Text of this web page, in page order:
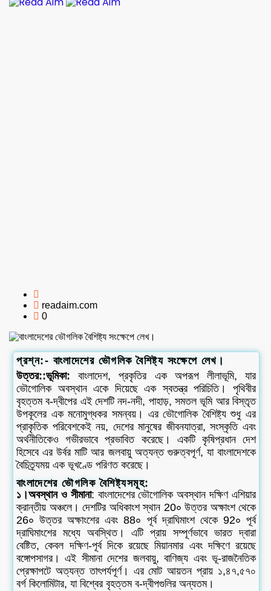
readaim.com
0
প্রশ্ন:- বাংলাদেশের ভৌগলিক বৈশিষ্ট্য সংক্ষেপে লেখ।
উত্তর::ভূমিকা:
বাংলাদেশ, প্রকৃতির এক অপরূপ লীলাভূমি, যার
ভৌগোলিক অবস্থান একে দিয়েছে এক স্বতন্ত্র পরিচিতি। পৃথিবীর
বৃহত্তম ব-দ্বীপের এই দেশটি নদ-নদী, পাহাড়, সমতল ভূমি আর বিস্তৃত
উপকূলের এক মনোমুগ্ধকর সমন্বয়। এর ভৌগোলিক বৈশিষ্ট্য শুধু এর
প্রাকৃতিক পরিবেশকেই নয়, দেশের মানুষের জীবনযাত্রা, সংস্কৃতি এবং
অর্থনীতিকেও গভীরভাবে প্রভাবিত করেছে। একটি কৃষিপ্রধান দেশ
হিসেবে এর উর্বর মাটি আর জলবায়ু অত্যন্ত গুরুত্বপূর্ণ, যা বাংলাদেশকে
বৈচিত্র্যময় এক ভূখণ্ডে পরিণত করেছে।
বাংলাদেশের ভৌগলিক বৈশিষ্ট্যসমূহ:
১।অবস্থান ও সীমানা: বাংলাদেশের ভৌগোলিক অবস্থান দক্ষিণ এশিয়ার
ক্রান্তীয় অঞ্চলে। দেশটির অধিকাংশ স্থান 20∘ উত্তর অক্ষাংশ থেকে
26∘ উত্তর অক্ষাংশের এবং 88∘ পূর্ব দ্রাঘিমাংশ থেকে 92∘ পূর্ব
দ্রাঘিমাংশের মধ্যে অবস্থিত। এটি প্রায় সম্পূর্ণভাবে ভারত দ্বারা
বেষ্টিত, কেবল দক্ষিণ-পূর্ব দিকে রয়েছে মিয়ানমার এবং দক্ষিণে রয়েছে
বঙ্গোপসাগর। এই সীমানা দেশের জলবায়ু, বাণিজ্য এবং ভূ-রাজনৈতিক
প্রেক্ষাপটে অত্যন্ত তাৎপর্যপূর্ণ। এর মোট আয়তন প্রায় ১,৪৭,৫৭০
বর্গ কিলোমিটার, যা বিশ্বের বৃহত্তম ব-দ্বীপগুলির অন্যতম।